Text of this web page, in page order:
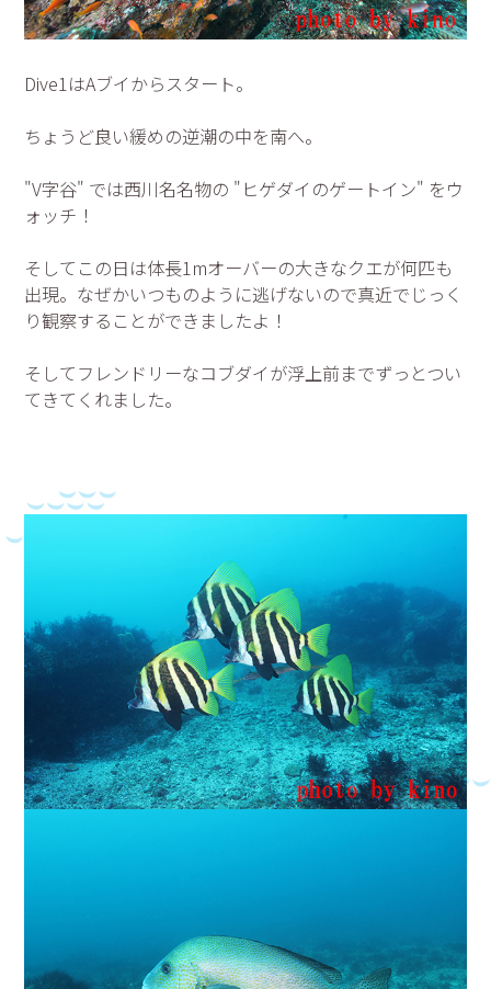
Dive1はAブイからスタート。
ちょうど良い緩めの逆潮の中を南へ。
"V字谷" では西川名名物の "ヒゲダイのゲートイン" をウ
ォッチ！
そしてこの日は体長1mオーバーの大きなクエが何匹も
出現。なぜかいつものように逃げないので真近でじっく
り観察することができましたよ！
そしてフレンドリーなコブダイが浮上前までずっとつい
てきてくれました。